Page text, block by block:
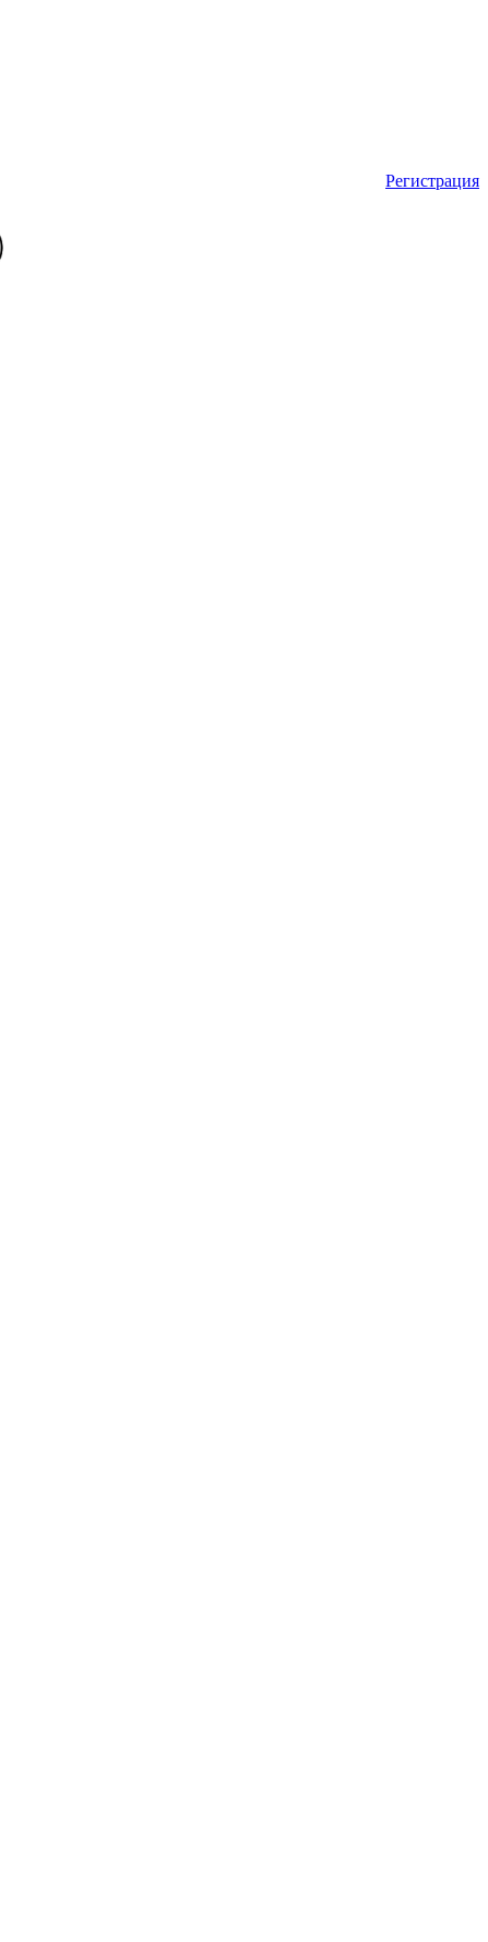
Регистрация